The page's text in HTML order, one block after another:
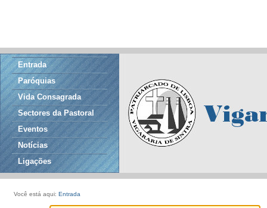
Entrada
Paróquias
Vida Consagrada
Sectores da Pastoral
Eventos
Notícias
Ligações
Você está aqui: Entrada